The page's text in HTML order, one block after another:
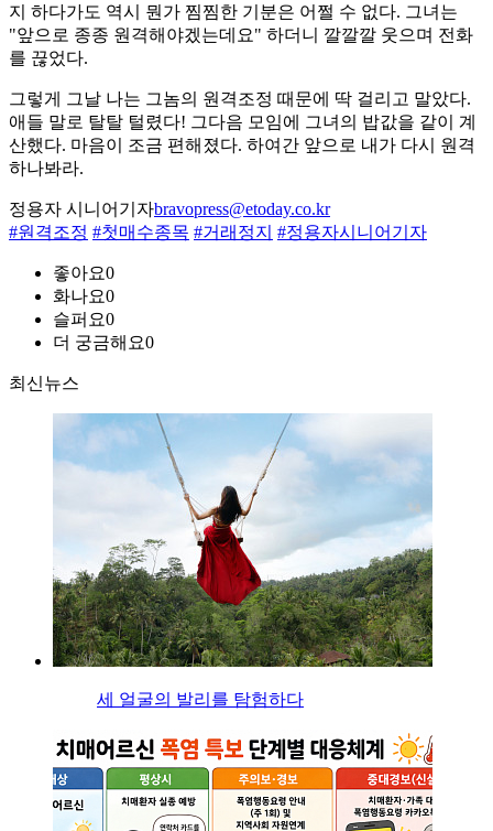
지 하다가도 역시 뭔가 찜찜한 기분은 어쩔 수 없다. 그녀는
"앞으로 종종 원격해야겠는데요" 하더니 깔깔깔 웃으며 전화
를 끊었다.
그렇게 그날 나는 그놈의 원격조정 때문에 딱 걸리고 말았다.
애들 말로 탈탈 털렸다! 그다음 모임에 그녀의 밥값을 같이 계
산했다. 마음이 조금 편해졌다. 하여간 앞으로 내가 다시 원격
하나봐라.
정용자 시니어기자bravopress@etoday.co.kr
#원격조정 #첫매수종목 #거래정지 #정용자시니어기자
좋아요0
화나요0
슬퍼요0
더 궁금해요0
최신뉴스
세 얼굴의 발리를 탐험하다